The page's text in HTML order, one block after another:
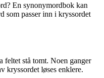
En synonymordbok kan
som passer inn i kryssordet
feltet stå tomt. Noen ganger
kryssordet løses enklere.